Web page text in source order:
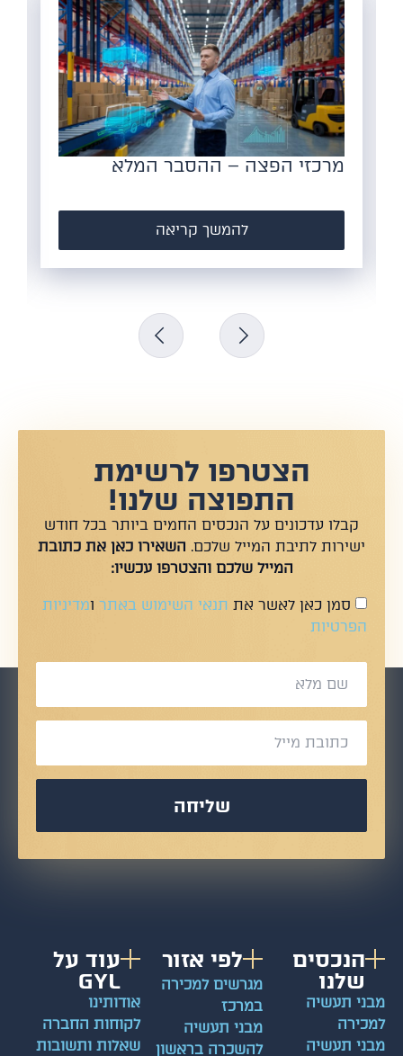
מרכזי הפצה – ההסבר המלא
להמשך קריאה
הצטרפו לרשימת
התפוצה שלנו!
קבלו עדכונים על הנכסים החמים ביותר בכל חודש
ישירות לתיבת המייל שלכם.השאירו כאן את כתובת
המייל שלכם והצטרפו עכשיו:
סמן כאן לאשר אתתנאי השימוש באתרומדיניות
הפרטיות
שליחה
הנכסים
שלנו
תעשיה
תעשיה
לפי אזור
מגרשים למכירה
במרכז
מבני תעשיה
להשכרה בראשון
עוד על
GYL
אודותינו
לקוחות החברה
שאלות ותשובות